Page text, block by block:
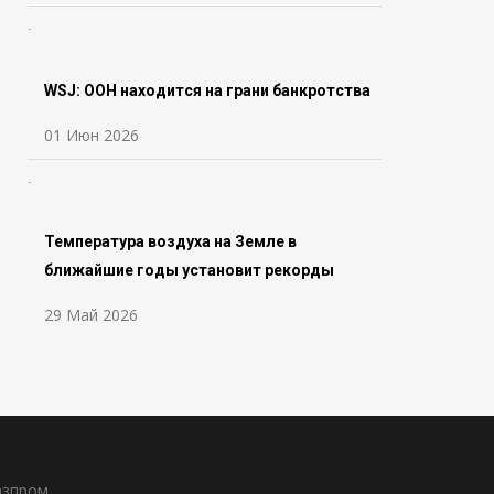
WSJ: ООН находится на грани банкротства
01 Июн 2026
Температура воздуха на Земле в
ближайшие годы установит рекорды
29 Май 2026